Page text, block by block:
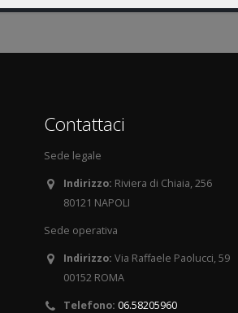
Contattaci
Sede legale
Indirizzo: Riviera di Chiaia, 256
80121 NAPOLI
Sede operativa
Indirizzo: Via Raffaele Paolucci, 59
00152 ROMA
Telefono: 06.58205960